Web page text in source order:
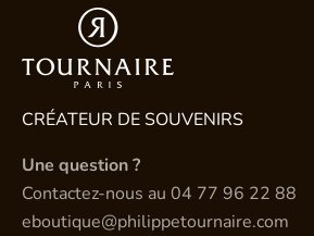
CRÉATEUR DE SOUVENIRS
Une question ?
Contactez-nous au 04 77 96 22 88
eboutique@philippetournaire.com